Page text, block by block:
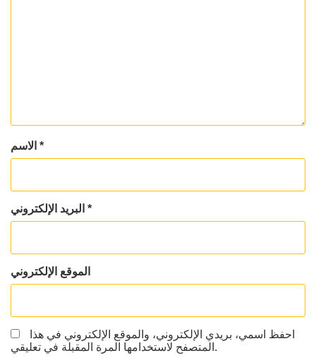
*
*
الموقع الإلكتروني
احفظ اسمي، بريدي الإلكتروني، والموقع الإلكتروني في هذا
المتصفح لاستخدامها المرة المقبلة في تعليقي.